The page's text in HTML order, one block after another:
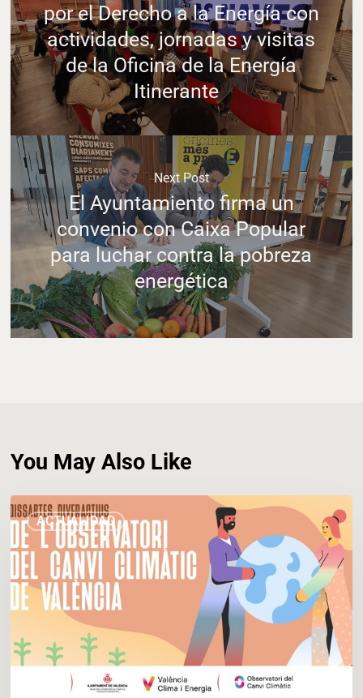
por el Derecho a la Energía con
actividades, jornadas y visitas
de la Oficina de la Energía
Itinerante
Next Post
El Ayuntamiento firma un
convenio con Caixa Popular
para luchar contra la pobreza
energética
You May Also Like
ACTUALIDAD
Dissabtes
Diveractius
del
Observatori
del
Canvi
Climàtic